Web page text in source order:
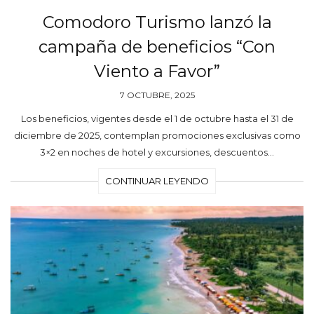
Comodoro Turismo lanzó la
campaña de beneficios “Con
Viento a Favor”
7 OCTUBRE, 2025
Los beneficios, vigentes desde el 1 de octubre hasta el 31 de
diciembre de 2025, contemplan promociones exclusivas como
3×2 en noches de hotel y excursiones, descuentos…
CONTINUAR LEYENDO